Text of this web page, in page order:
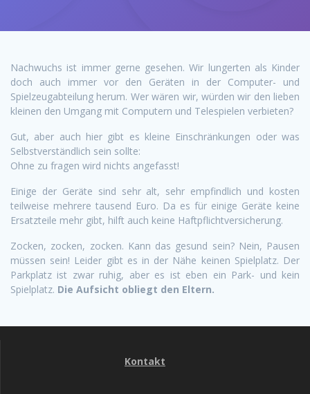
Nachwuchs ist immer gerne gesehen. Wir lungerten als Kinder
doch auch immer vor den Geräten in der Computer- und
Spielzeugabteilung herum. Wer wären wir, würden wir den lieben
kleinen den Umgang mit Computern und Telespielen verbieten?
Gut, aber auch hier gibt es kleine Einschränkungen oder was
Selbstverständlich sein sollte:
Ohne zu fragen wird nichts angefasst!
Einige der Geräte sind sehr alt, sehr empfindlich und kosten
teilweise mehrere tausend Euro. Da es für einige Geräte keine
Ersatzteile mehr gibt, hilft auch keine Haftpflichtversicherung.
Zocken, zocken, zocken. Kann das gesund sein? Nein, Pausen
müssen sein! Leider gibt es in der Nähe keinen Spielplatz. Der
Parkplatz ist zwar ruhig, aber es ist eben ein Park- und kein
Spielplatz. Die Aufsicht obliegt den Eltern.
Kontakt